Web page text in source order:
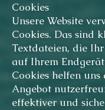
Cookies
Unsere Website
Cookies. Das sind
Textdateien, die
auf Ihrem
Cookies helfen uns
Angebot
effektiver und